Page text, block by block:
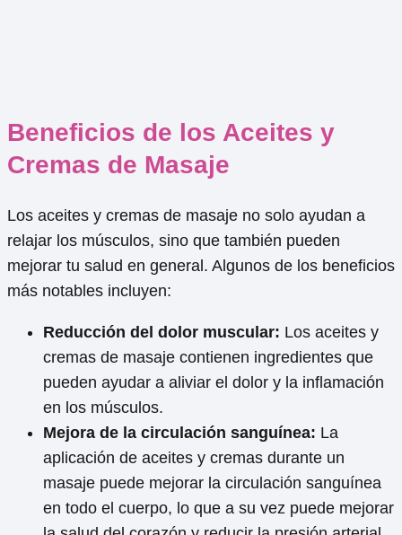
Beneficios de los Aceites y
Cremas de Masaje
Los aceites y cremas de masaje no solo ayudan a
relajar los músculos, sino que también pueden
mejorar tu salud en general. Algunos de los beneficios
más notables incluyen:
Reducción del dolor muscular: Los aceites y
cremas de masaje contienen ingredientes que
pueden ayudar a aliviar el dolor y la inflamación
en los músculos.
Mejora de la circulación sanguínea: La
aplicación de aceites y cremas durante un
masaje puede mejorar la circulación sanguínea
en todo el cuerpo, lo que a su vez puede mejorar